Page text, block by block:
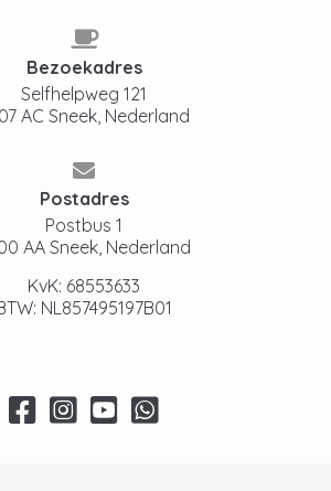
Bezoekadres
Selfhelpweg 121
AC Sneek, Nederland
Postadres
Postbus 1
AA Sneek, Nederland
KvK: 68553633
NL857495197B01